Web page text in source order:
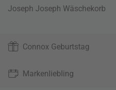
Joseph Joseph Wäschekorb
Connox Geburtstag
Markenliebling